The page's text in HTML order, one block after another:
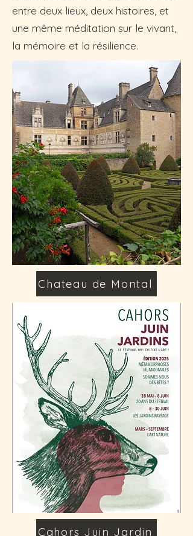
entre deux lieux, deux histoires, et
une même méditation sur le vivant,
la mémoire et la résilience.
Chateau de Montal
Cahors Juin Jardin